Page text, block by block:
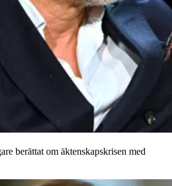
berättat om äktenskapskrisen med